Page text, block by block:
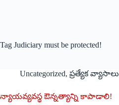
Tag Judiciary must be protected!
Uncategorized, ప్రత్యేక వ్యాసాలు
న్యాయవ్యవస్థ ఔన్నత్యాన్ని కాపాడాలి!